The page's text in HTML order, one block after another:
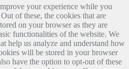
your experience while you
of these, the cookies that are
on your browser as they are
functionalities of the website. We
help us analyze and understand how
will be stored in your browser
have the option to opt-out of these